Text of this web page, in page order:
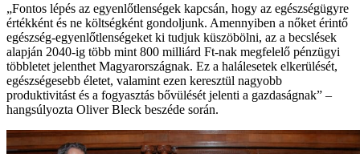
„Fontos lépés az egyenlőtlenségek kapcsán, hogy az egészségügyre
értékként és ne költségként gondoljunk. Amennyiben a nőket érintő
egészség-egyenlőtlenségeket ki tudjuk küszöbölni, az a becslések
alapján 2040-ig több mint 800 milliárd Ft-nak megfelelő pénzügyi
többletet jelenthet Magyarországnak. Ez a halálesetek elkerülését,
egészségesebb életet, valamint ezen keresztül nagyobb
produktivitást és a fogyasztás bővülését jelenti a gazdaságnak” –
hangsúlyozta Oliver Bleck beszéde során.